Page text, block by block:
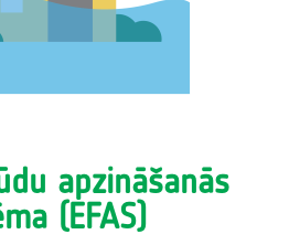
apzināšanās
(EFAS)